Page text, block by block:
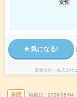
女性
気になる!
派遣会社 株式会社
未読 掲載日 2026/08/04